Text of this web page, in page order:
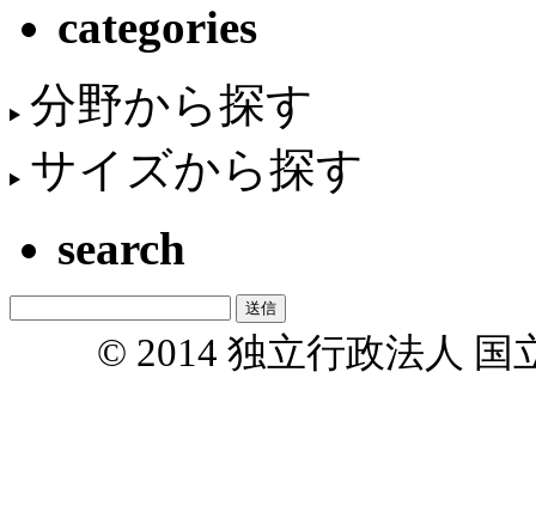
categories
分野から探す
サイズから探す
search
© 2014 独立行政法人 国